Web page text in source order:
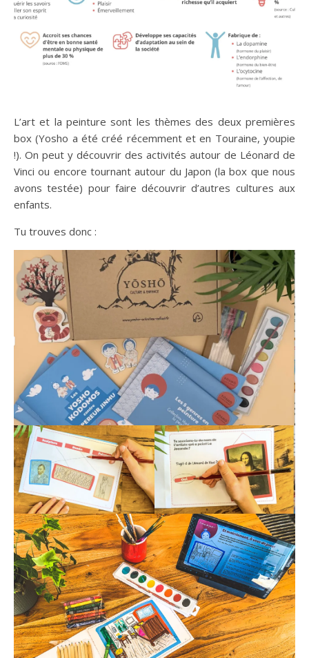
L’art et la peinture sont les thèmes des deux premières
box (Yosho a été créé récemment et en Touraine, youpie
!). On peut y découvrir des activités autour de Léonard de
Vinci ou encore tournant autour du Japon (la box que nous
avons testée) pour faire découvrir d’autres cultures aux
enfants.
Tu trouves donc :